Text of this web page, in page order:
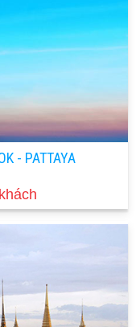
- PATTAYA